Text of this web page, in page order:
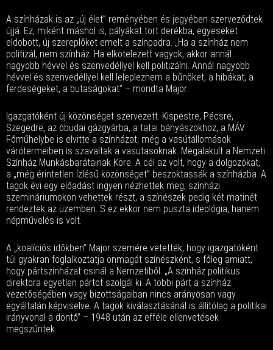
A színházak is az „új élet” reményében és jegyében szerveződtek
újjá. Ez, miként máshol is, pályákat tört derékba, egyeseket
eldobott, új szereplőket emelt a színpadra. „Ha a színház nem
politizál, nem színház. Ha elkötelezett vagyok, akkor annál
nagyobb hévvel és szenvedéllyel kell politizálni. Annál nagyobb
hévvel és szenvedéllyel kell lelepleznem a bűnöket, a hibákat, a
ferdeségeket, a butaságokat” – mondta Major.
Igazgatóként új közönséget szervezett. Kispestre, Pécsre,
Szegedre, az óbudai gázgyárba, a tatai bányászokhoz, a MÁV
Főműhelybe is elvitte a színházat; még a vasútállomások
várótermeiben is szavaltak a vasutasoknak. Megalakult a Nemzeti
Színház Munkásbarátainak Köre. A cél az volt, hogy a dolgozókat,
a „még érintetlen ízlésű közönséget” beszoktassák a színházba. A
tagok évi egy előadást ingyen nézhettek meg, színházi
szemináriumokon vehettek részt, a színészek pedig két matinét
rendeztek az üzemben. S ez ekkor nem puszta ideológia, hanem
népművelés is volt.
A „koalíciós időkben” Major szemére vetették, hogy igazgatóként
túl gyakran foglalkoztatja önmagát színészként, s főleg amiatt,
hogy pártszínházat csinál a Nemzetiből. „A színház politikus
direktora egyetlen pártot szolgál ki. A többi párt a színház
vezetőségében vagy bizottságaiban nincs arányosan vagy
egyáltalán képviselve. A tagok kiválasztásánál is állítólag a politikai
irányvonal a döntő” – 1948 után az efféle ellenvetések
megszűntek.